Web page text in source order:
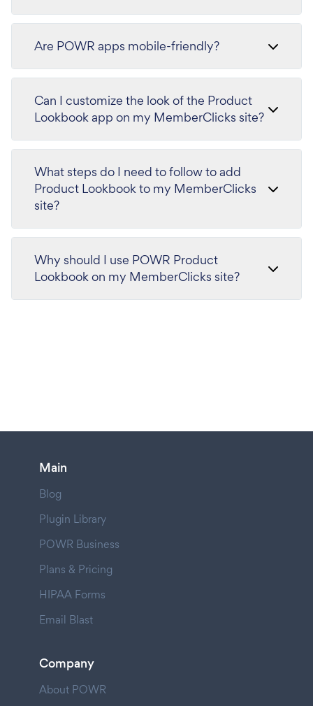
Are POWR apps mobile-friendly?
Can I customize the look of the Product
Lookbook app on my MemberClicks site?
What steps do I need to follow to add
Product Lookbook to my MemberClicks
site?
Why should I use POWR Product
Lookbook on my MemberClicks site?
Main
Blog
Plugin Library
POWR Business
Plans & Pricing
HIPAA Forms
Email Blast
Company
About POWR